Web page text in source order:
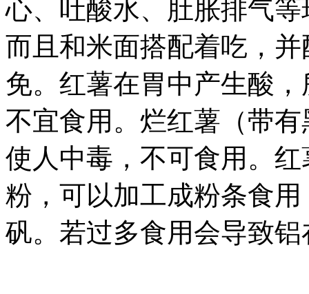
心、吐酸水、肚胀排气
而且和米面搭配着吃，
免。红薯在胃中产生酸
不宜食用。烂红薯（带
使人中毒，不可食用。
粉，可以加工成粉条食
矾。若过多食用会导致